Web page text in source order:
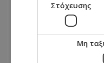
07.08.2026 - 19:45
Άγκυρα, Ριάντ και
άξονας στη Μέση
το «ισλαμικό ΝΑΤΟ»,
Στόχευσης
Μη